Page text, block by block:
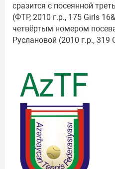
сразится с посеянной
(ФТР, 2010 г.р., 175 Girls
четвёртым номером
Руслановой (2010 г.р., 319